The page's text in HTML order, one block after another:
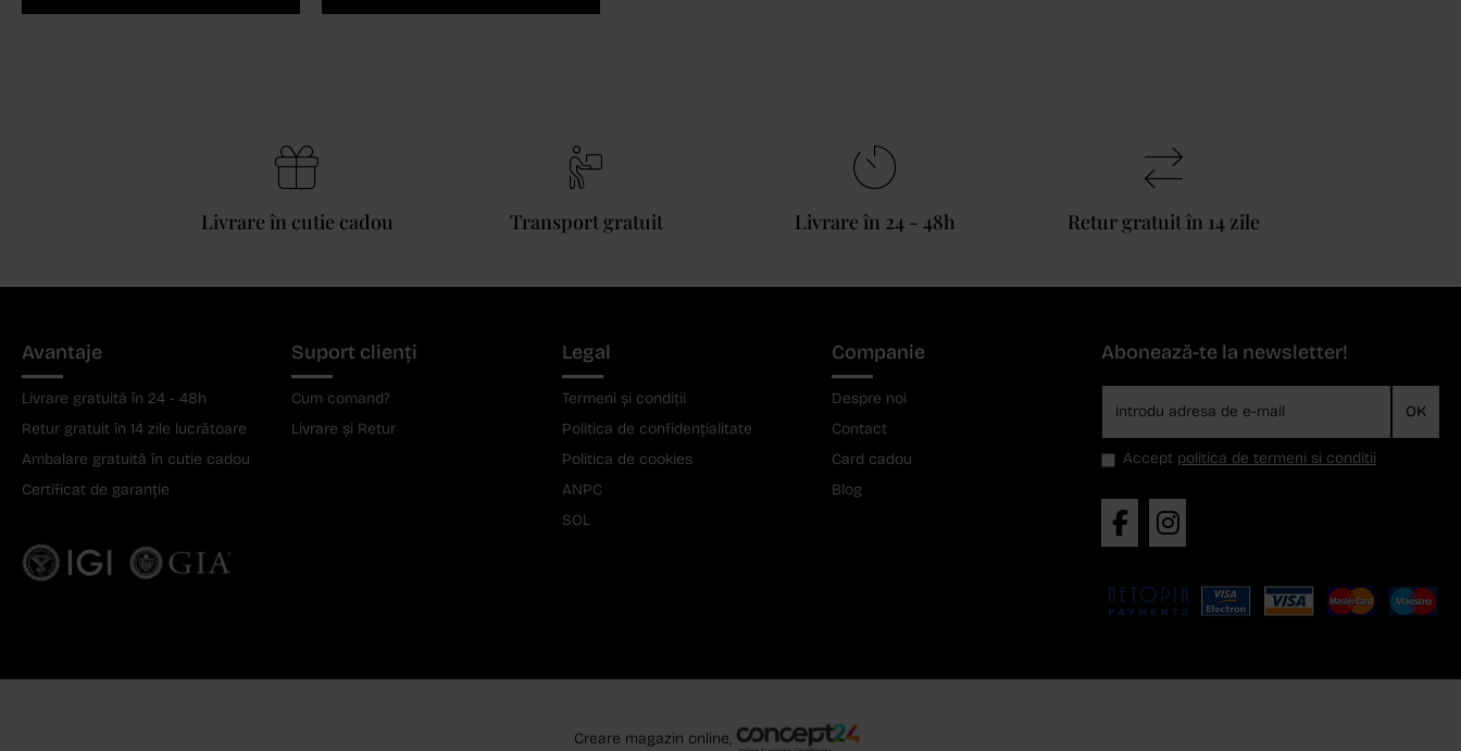
Livrare în cutie cadou Transport gratuit Livrare în 24 - 48h Retur gratuit în 14 zile
Avantaje
Livrare gratuită în 24 - 48h
Retur gratuit în 14 zile lucrătoare
Ambalare gratuită în cutie cadou
Certificat de garanție
Suport clienți
Cum comand?
Livrare și Retur
Legal
Termeni și condiții
Politica de confidențialitate
Politica de cookies
ANPC
SOL
Companie
Despre noi
Contact
Card cadou
Blog
Abonează-te la newsletter!
OK
Accept politica de termeni si conditii
Creare magazin online,